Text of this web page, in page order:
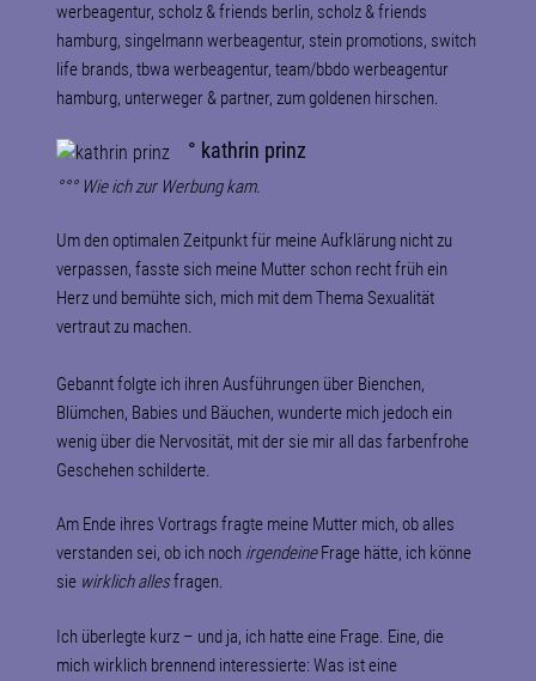
werbeagentur, scholz & friends berlin, scholz & friends
hamburg, singelmann werbeagentur, stein promotions, switch
life brands, tbwa werbeagentur, team/bbdo werbeagentur
hamburg, unterweger & partner, zum goldenen hirschen.
° kathrin prinz
°°° Wie ich zur Werbung kam.
Um den optimalen Zeitpunkt für meine Aufklärung nicht zu
verpassen, fasste sich meine Mutter schon recht früh ein
Herz und bemühte sich, mich mit dem Thema Sexualität
vertraut zu machen.
Gebannt folgte ich ihren Ausführungen über Bienchen,
Blümchen, Babies und Bäuchen, wunderte mich jedoch ein
wenig über die Nervosität, mit der sie mir all das farbenfrohe
Geschehen schilderte.
Am Ende ihres Vortrags fragte meine Mutter mich, ob alles
verstanden sei, ob ich noch irgendeineFrage hätte, ich könne
sie wirklich allesfragen.
Ich überlegte kurz – und ja, ich hatte eine Frage. Eine, die
mich wirklich brennend interessierte: Was ist eine